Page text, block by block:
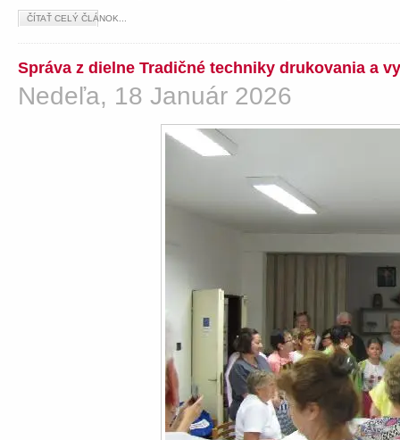
ČÍTAŤ CELÝ ČLÁNOK...
Správa z dielne Tradičné techniky drukovania a
Nedeľa, 18 Január 2026